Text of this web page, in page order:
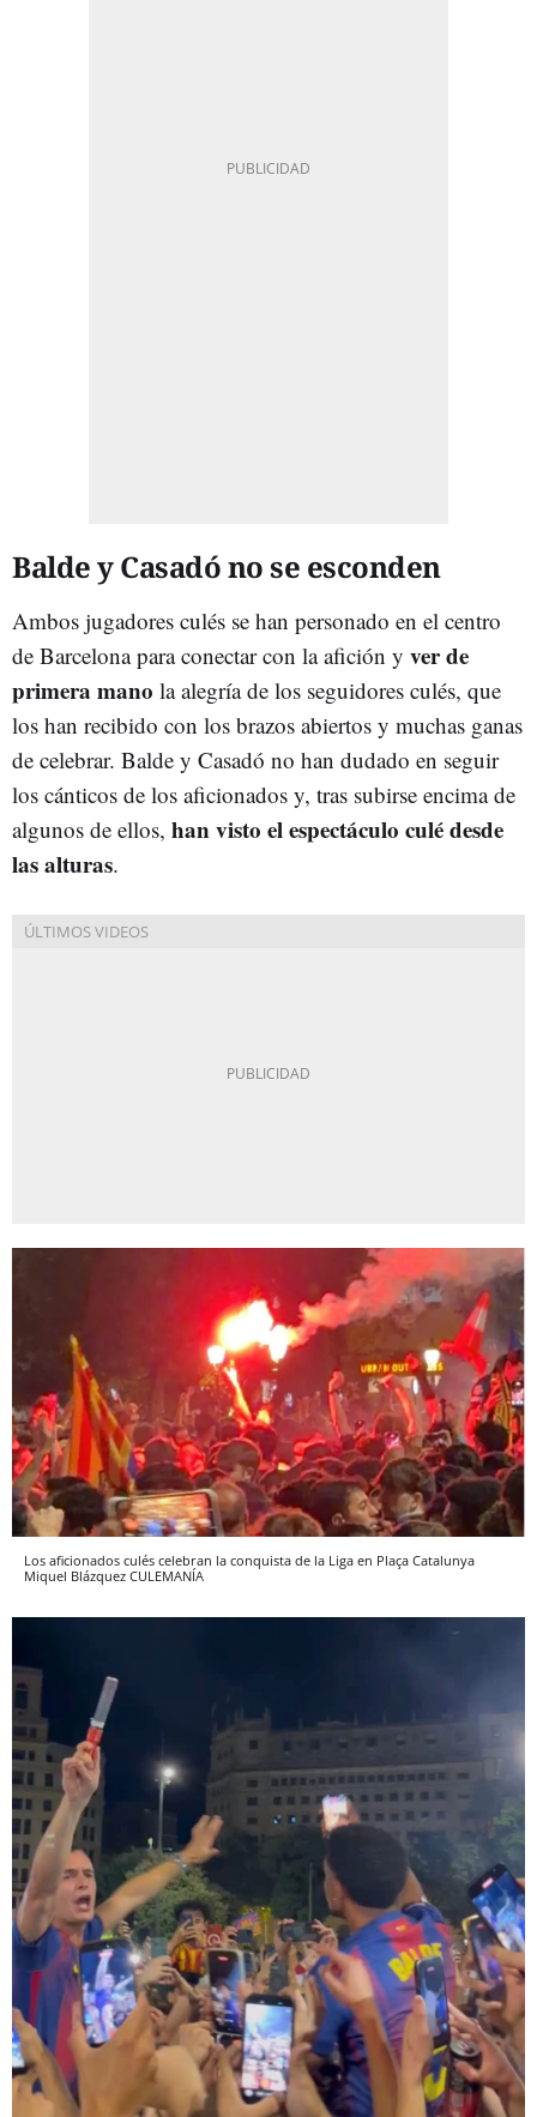
Balde y Casadó no se esconden
Ambos jugadores culés se han personado en el centro
de Barcelona para conectar con la afición y ver de
primera mano la alegría de los seguidores culés, que
los han recibido con los brazos abiertos y muchas ganas
de celebrar. Balde y Casadó no han dudado en seguir
los cánticos de los aficionados y, tras subirse encima de
algunos de ellos, han visto el espectáculo culé desde
las alturas.
Los aficionados culés celebran la conquista de la Liga en Plaça Catalunya
Miquel Blázquez CULEMANÍA